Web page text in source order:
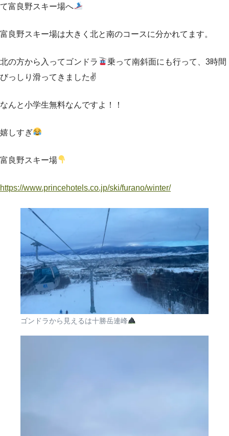
て富良野スキー場へ
富良野スキー場は大きく北と南のコースに分かれてます。
北の方から入ってゴンドラ
乗って南斜面にも行って、3時間
びっしり滑ってきました✌
なんと小学生無料なんですよ！！
嬉しすぎ
富良野スキー場
https://www.princehotels.co.jp/ski/furano/winter/
ゴンドラから見えるは十勝岳連峰